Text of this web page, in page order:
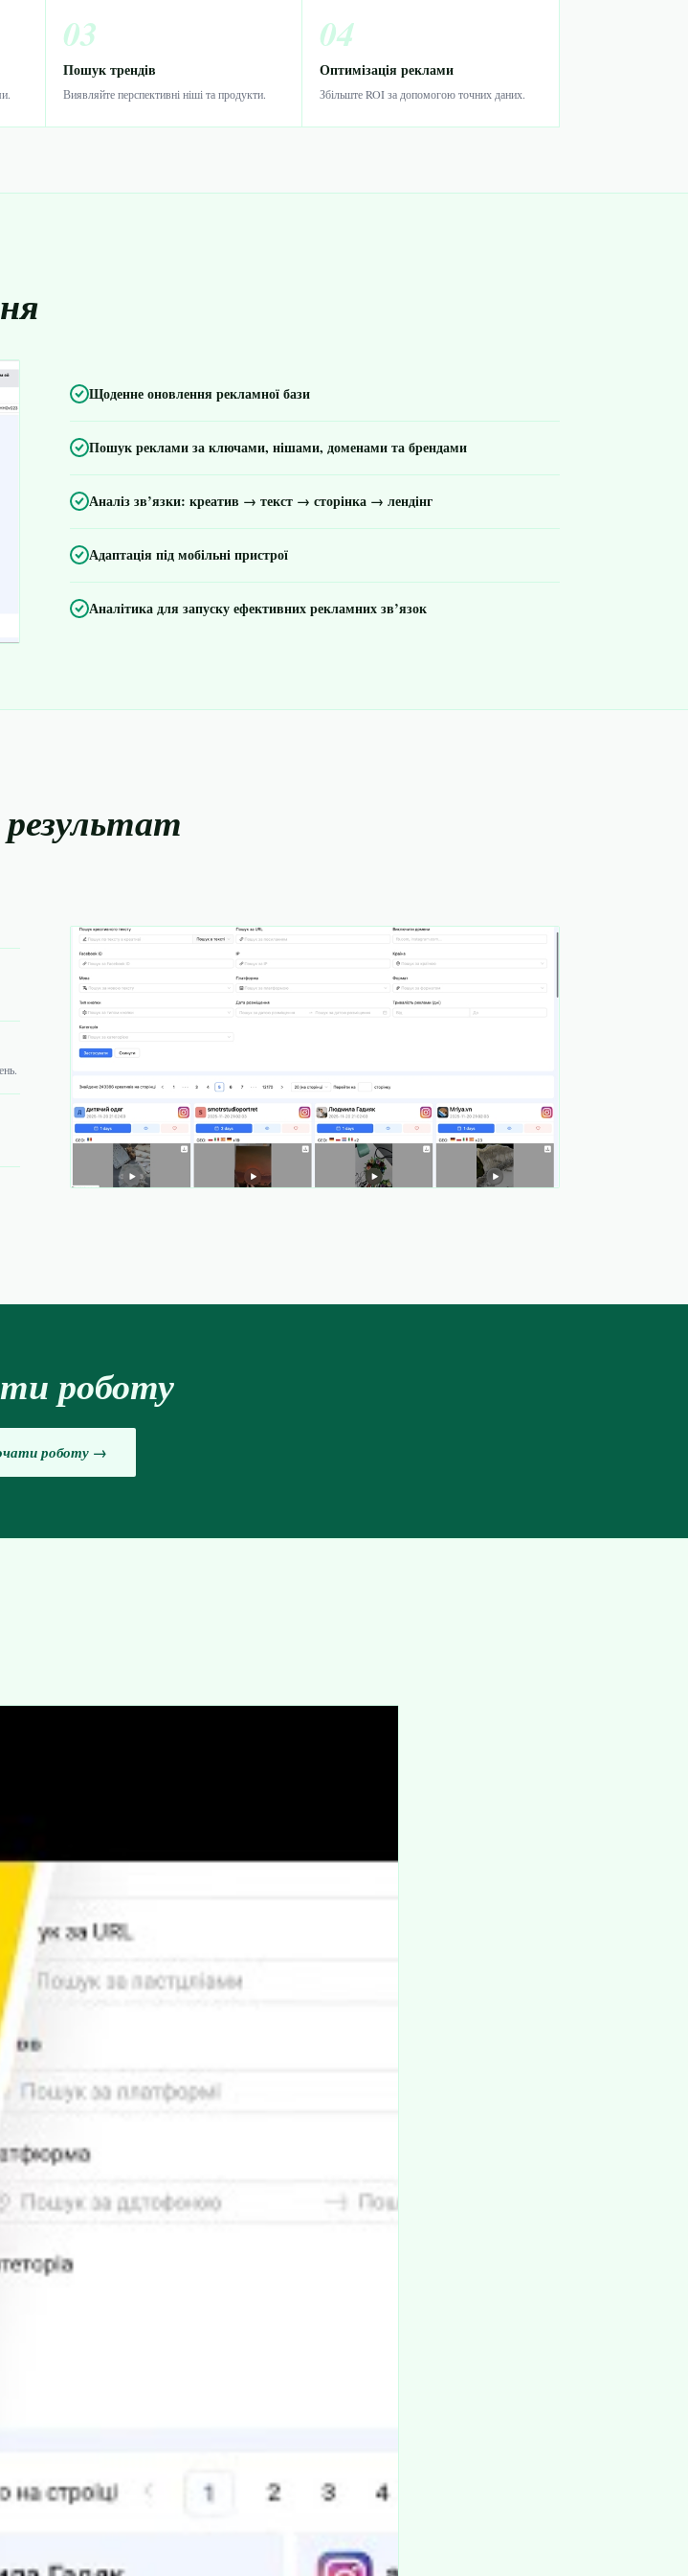
03
Пошук трендів
Виявляйте перспективні ніші та продукти.
04
Оптимізація реклами
Збільште ROI за допомогою точних даних.
Щоденне оновлення рекламної бази
Пошук реклами за ключами, нішами, доменами та брендами
Аналіз зв’язки: креатив → текст → сторінка → лендінг
Адаптація під мобільні пристрої
Аналітика для запуску ефективних рекламних зв’язок
роботу
роботу →